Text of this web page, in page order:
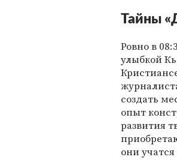
Тайны
Ровно в
улыбкой
создать
опыт
развития
они